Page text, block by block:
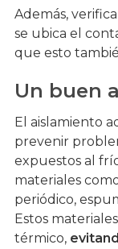
Además,
se ubica el
que esto
Un buen
El aislamiento
prevenir
expuestos al
materiales
periódico,
Estos
térmico,